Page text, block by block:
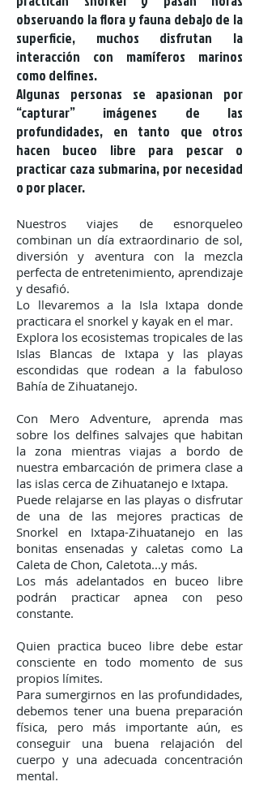
observando la flora y fauna debajo de la
superficie, muchos disfrutan la
interacción con mamíferos marinos
como delfines.
Algunas personas se apasionan por
“capturar” imágenes de las
profundidades, en tanto que otros
hacen buceo libre para pescar o
practicar caza submarina, por necesidad
o por placer.
Nuestros viajes de esnorqueleo
combinan un día extraordinario de sol,
diversión y aventura con la mezcla
perfecta de entretenimiento, aprendizaje
y desafió.
Lo llevaremos a la Isla Ixtapa donde
practicara el snorkel y kayak en el mar.
Explora los ecosistemas tropicales de las
Islas Blancas de Ixtapa y las playas
escondidas que rodean a la fabuloso
Bahía de Zihuatanejo.
Con Mero Adventure, aprenda mas
sobre los delfines salvajes que habitan
la zona mientras viajas a bordo de
nuestra embarcación de primera clase a
las islas cerca de Zihuatanejo e Ixtapa.
Puede relajarse en las playas o disfrutar
de una de las mejores practicas de
Snorkel en Ixtapa-Zihuatanejo en las
bonitas ensenadas y caletas como La
Caleta de Chon, Caletota...y más.
Los más adelantados en buceo libre
podrán practicar apnea con peso
constante.
Quien practica buceo libre debe estar
consciente en todo momento de sus
propios límites.
Para sumergirnos en las profundidades,
debemos tener una buena preparación
física, pero más importante aún, es
conseguir una buena relajación del
cuerpo y una adecuada concentración
mental.